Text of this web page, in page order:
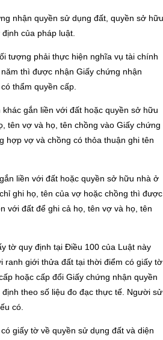
nhận quyền sử dụng đất, quyền sở hữu
của pháp luật.
tượng phải thực hiện nghĩa vụ tài chính
thì được nhận Giấy chứng nhận
thẩm quyền cấp.
gắn liền với đất hoặc quyền sở hữu
tên vợ và họ, tên chồng vào Giấy chứng
hợp vợ và chồng có thỏa thuận ghi tên
liền với đất hoặc quyền sở hữu nhà ở
ghi họ, tên của vợ hoặc chồng thì được
với đất để ghi cả họ, tên vợ và họ, tên
tờ quy định tại Điều 100 của Luật này
ranh giới thửa đất tại thời điểm có giấy tờ
hoặc cấp đổi Giấy chứng nhận quyền
theo số liệu đo đạc thực tế. Người sử
có.
giấy tờ về quyền sử dụng đất và diện